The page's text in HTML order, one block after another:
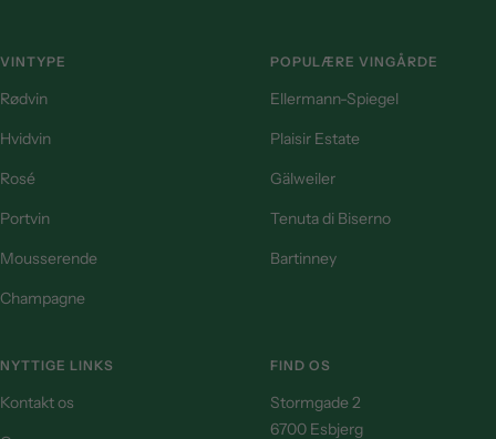
VINTYPE
Rødvin
Hvidvin
Rosé
Portvin
Mousserende
Champagne
POPULÆRE VINGÅRDE
Ellermann-Spiegel
Plaisir Estate
Gälweiler
Tenuta di Biserno
Bartinney
NYTTIGE LINKS
Kontakt os
FIND OS
Stormgade 2
6700 Esbjerg